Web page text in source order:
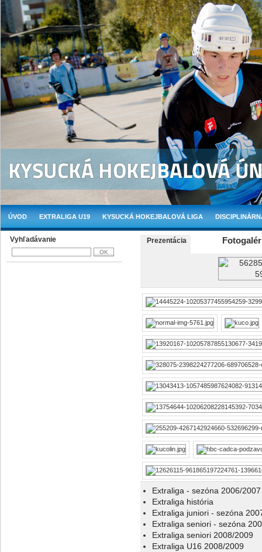
ÚVOD EXTRALIGA U19 KYSUCKÁ HOKEJBALOVÁ LIGA
Vyhľadávanie Prezentácia
Extraliga - sezóna 2006/2007
Extraliga história
Extraliga juniori - sezóna
Extraliga seniori - sezóna
Extraliga seniori 2008/2009
Extraliga U16 2008/2009